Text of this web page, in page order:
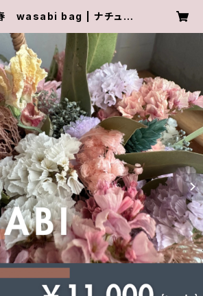
wasabi bag | ナチュラ
wasabi.botanical